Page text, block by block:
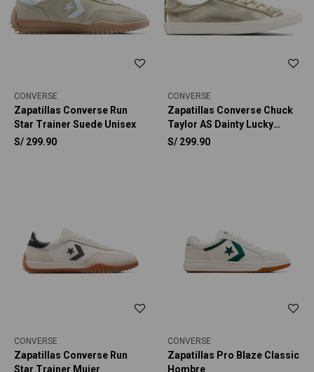
CONVERSE
Zapatillas Converse Run
Star Trainer Suede Unisex
S/ 299.90
CONVERSE
Zapatillas Converse Chuck
Taylor AS Dainty Lucky
Metallic Unisex
S/ 299.90
CONVERSE
Zapatillas Converse Run
Star Trainer Mujer
CONVERSE
Zapatillas Pro Blaze Classic
Hombre